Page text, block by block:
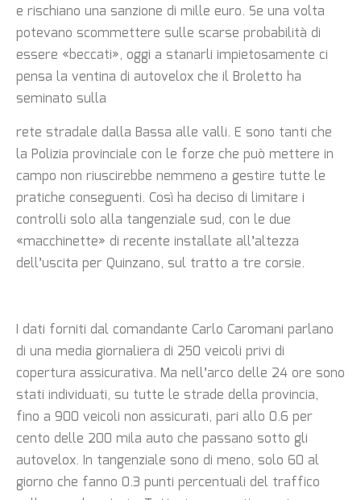
e rischiano una sanzione di mille euro. Se una volta
potevano scommettere sulle scarse probabilità di
essere «beccati», oggi a stanarli impietosamente ci
pensa la ventina di autovelox che il Broletto ha
seminato sulla
rete stradale dalla Bassa alle valli. E sono tanti che
la Polizia provinciale con le forze che può mettere in
campo non riuscirebbe nemmeno a gestire tutte le
pratiche conseguenti. Così ha deciso di limitare i
controlli solo alla tangenziale sud, con le due
«macchinette» di recente installate all’altezza
dell’uscita per Quinzano, sul tratto a tre corsie.
I dati forniti dal comandante Carlo Caromani parlano
di una media giornaliera di 250 veicoli privi di
copertura assicurativa. Ma nell’arco delle 24 ore sono
stati individuati, su tutte le strade della provincia,
fino a 900 veicoli non assicurati, pari allo 0.6 per
cento delle 200 mila auto che passano sotto gli
autovelox. In tangenziale sono di meno, solo 60 al
giorno che fanno 0.3 punti percentuali del traffico